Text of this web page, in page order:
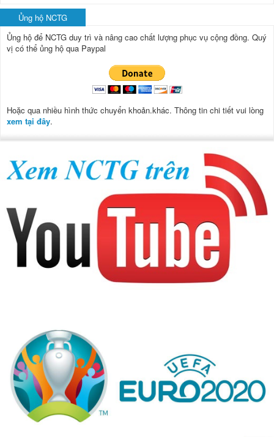
Ủng hộ NCTG
Ủng hộ để NCTG duy trì và nâng cao chất lượng phục vụ cộng đồng. Quý
vị có thể ủng hộ qua Paypal
Hoặc qua nhiều hình thức chuyển khoản.khác. Thông tin chi tiết vui lòng
xem tại đây.